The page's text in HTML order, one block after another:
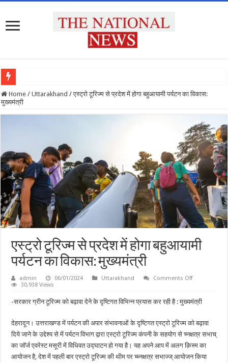
प्रदेश के सभी उच्च शिक्षण संस्थानों को राष्ट्रीय शिक्षा नीति के अनुरूप मॉडिफाई किया जाए : मुख्य
Home / Uttarakhand / एस्ट्रो टूरिज्म से प्रदेश में होगा बहुआयामी पर्यटन का विकास:
मुख्यमंत्री
एस्ट्रो टूरिज्म से प्रदेश में होगा बहुआयामी
पर्यटन का विकास: मुख्यमंत्री
admin 06/01/2024 Uttarakhand Comments Offon
से
प्रदेश
बहुआयामी
का
विकास:
30,938 Views
-सरकार ग्रीन टूरिज्म को बढ़ावा देने के दृष्टिगत विभिन्न प्रयास कर रही है : मुख्यमंत्री
देहरादून। उत्तराखण्ड में पर्यटन की अपार संभावनाओं के दृष्टिगत एस्ट्रो टूरिज्म को बढ़ावा
दिये जाने के उद्देश्य से में पर्यटन विभाग द्वारा एस्ट्रो टूरिज्म कंपनी के सहयोग से च्नक्षत्र सभाच्
का जॉर्ज एवरेस्ट मसूरी में विधिवत उद्घाटन हो गया है। यह अपने आप में अलग क़िस्म का
आयोजन है, देश में पहली बार एस्ट्रो टूरिज्म की थीम पर च्च्नक्षत्र सभाज्ज् आयोजन किया